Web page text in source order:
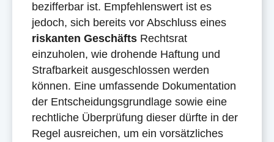
bezifferbar ist. Empfehlenswert ist es
jedoch, sich bereits vor Abschluss eines
riskanten Geschäfts Rechtsrat
einzuholen, wie drohende Haftung und
Strafbarkeit ausgeschlossen werden
können. Eine umfassende Dokumentation
der Entscheidungsgrundlage sowie eine
rechtliche Überprüfung dieser dürfte in der
Regel ausreichen, um ein vorsätzliches